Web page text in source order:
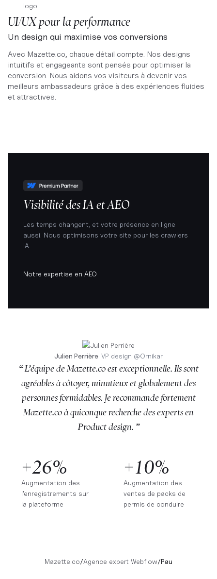
UI/UX pour la performance
Un design qui maximise vos conversions
Avec Mazette.co, chaque détail compte. Nos designs
intuitifs et engageants sont pensés pour optimiser la
conversion. Nous aidons vos visiteurs à devenir vos
meilleurs ambassadeurs grâce à des expériences fluides
et attractives.
Visibilité des IA et AEO
Les temps changent, et votre présence en ligne
aussi. Nous optimisons votre site pour les crawlers
IA.
Notre expertise en AEO
Julien Perrière VP design @Ornikar
“ L’équipe de Mazette.co est exceptionnelle. Ils sont
agréables à côtoyer, minutieux et globalement des
personnes formidables. Je recommande fortement
Mazette.co à quiconque recherche des experts en
Product design. ”
+26%
Augmentation des
l'enregistrements sur
la plateforme
+10%
Augmentation des
ventes de packs de
permis de conduire
Mazette.co/Agence expert Webflow/Pau